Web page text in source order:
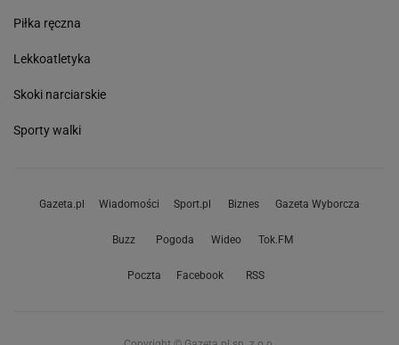
Piłka ręczna
Lekkoatletyka
Skoki narciarskie
Sporty walki
Gazeta.pl Wiadomości Sport.pl Biznes Gazeta Wyborcza
Buzz Pogoda Wideo Tok.FM
Poczta Facebook RSS